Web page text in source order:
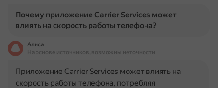
Почему приложение Carrier Services может
влиять на скорость работы телефона?
Алиса
На основе источников, возможны неточности
Приложение Carrier Services может влиять на
скорость работы телефона, потребляя